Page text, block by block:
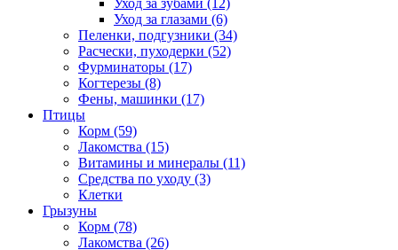
Уход за зубами (12)
Уход за глазами (6)
Пеленки, подгузники (34)
Расчески, пуходерки (52)
Фурминаторы (17)
Когтерезы (8)
Фены, машинки (17)
Птицы
Корм (59)
Лакомства (15)
Витамины и минералы (11)
Средства по уходу (3)
Клетки
Грызуны
Корм (78)
Лакомства (26)